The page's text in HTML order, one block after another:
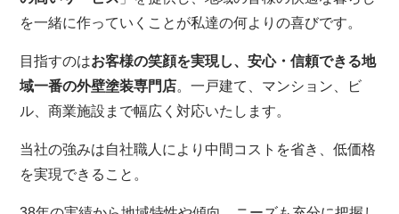
を一緒に作っていくことが私達の何よりの喜びです。
目指すのはお客様の笑顔を実現し、安心・信頼できる地
域一番の外壁塗装専門店。一戸建て、マンション、ビ
ル、商業施設まで幅広く対応いたします。
当社の強みは自社職人により中間コストを省き、低価格
を実現できること。